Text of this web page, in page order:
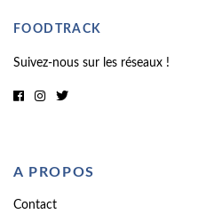
FOODTRACK
Suivez-nous sur les réseaux !
A PROPOS
Contact